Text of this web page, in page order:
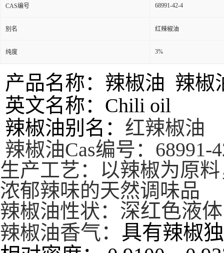
CAS编号 68991-42-4
别名 红辣椒油
纯度 3%
产品名称：辣椒油 辣椒
英文名称：Chili oil
辣椒油别名： 红辣椒油
辣椒油Cas编号：68991-
生产工艺：
以辣椒为原
浓郁辣味的天然调味品
辣椒油性状： 深红色液体
辣椒油香气： 具有辣椒